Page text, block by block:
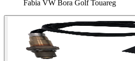
Fabia VW Bora Golf Touareg